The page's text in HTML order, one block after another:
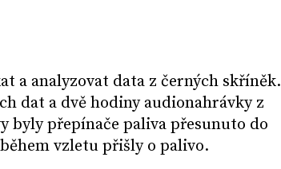
a analyzovat data z černých skříněk.
dat a dvě hodiny audionahrávky z
byly přepínače paliva přesunuto do
vzletu přišly o palivo.